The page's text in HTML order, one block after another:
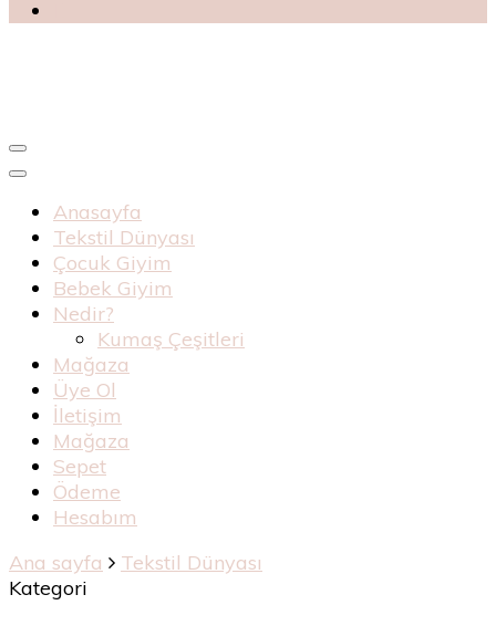
Haknur Bebe
Anasayfa
Tekstil Dünyası
Çocuk Giyim
Bebek Giyim
Nedir?
Kumaş Çeşitleri
Mağaza
Üye Ol
İletişim
Mağaza
Sepet
Ödeme
Hesabım
Ana sayfa
Tekstil Dünyası
Kategori